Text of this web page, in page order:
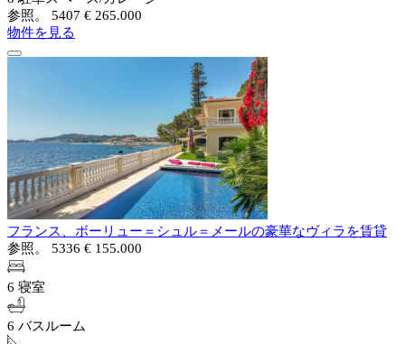
参照。 5407 € 265.000
物件を見る
フランス、ボーリュー＝シュル＝メールの豪華なヴィラを賃貸
参照。 5336 € 155.000
6 寝室
6 バスルーム